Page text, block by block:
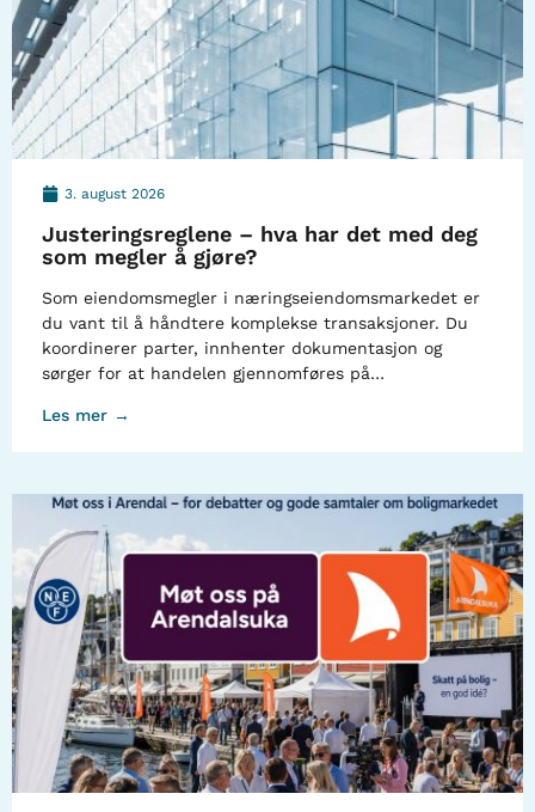
3. august 2026
Justeringsreglene – hva har det med deg
som megler å gjøre?
Som eiendomsmegler i næringseiendomsmarkedet er
du vant til å håndtere komplekse transaksjoner. Du
koordinerer parter, innhenter dokumentasjon og
sørger for at handelen gjennomføres på…
Les mer →